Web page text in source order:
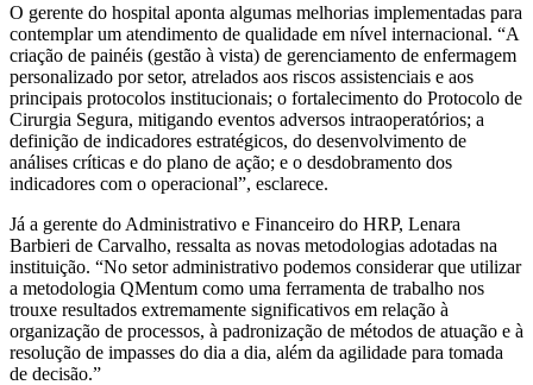
O gerente do hospital aponta algumas melhorias implementadas para
contemplar um atendimento de qualidade em nível internacional. “A
criação de painéis (gestão à vista) de gerenciamento de enfermagem
personalizado por setor, atrelados aos riscos assistenciais e aos
principais protocolos institucionais; o fortalecimento do Protocolo de
Cirurgia Segura, mitigando eventos adversos intraoperatórios; a
definição de indicadores estratégicos, do desenvolvimento de
análises críticas e do plano de ação; e o desdobramento dos
indicadores com o operacional”, esclarece.
Já a gerente do Administrativo e Financeiro do HRP, Lenara
Barbieri de Carvalho, ressalta as novas metodologias adotadas na
instituição. “No setor administrativo podemos considerar que utilizar
a metodologia QMentum como uma ferramenta de trabalho nos
trouxe resultados extremamente significativos em relação à
organização de processos, à padronização de métodos de atuação e à
resolução de impasses do dia a dia, além da agilidade para tomada
de decisão.”